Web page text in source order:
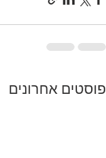
פוסטים אחרונים